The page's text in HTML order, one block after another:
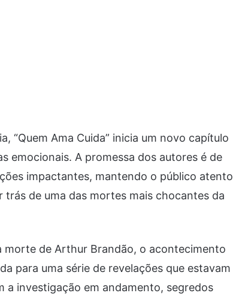
“Quem Ama Cuida” inicia um novo capítulo
emocionais. A promessa dos autores é de
impactantes, mantendo o público atento
de uma das mortes mais chocantes da
morte de Arthur Brandão, o acontecimento
para uma série de revelações que estavam
a investigação em andamento, segredos